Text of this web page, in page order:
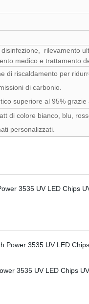
rilevamento
medico e trattamento
di riscaldamento per
di carbonio.
superiore al 95%
di colore bianco, blu,
personalizzati.